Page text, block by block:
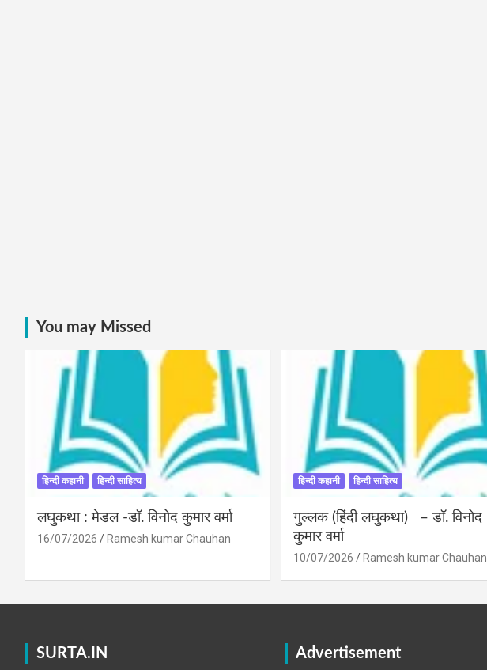
You may Missed
हिन्दी कहानी हिन्दी साहित्य
लघुकथा : मेडल -डॉ. विनोद कुमार वर्मा
16/07/2026 Ramesh kumar Chauhan
हिन्दी कहानी हिन्दी साहित्य
गुल्लक (हिंदी लघुकथा) – डॉ. विनोद
कुमार वर्मा
10/07/2026 Ramesh kumar Chauhan
SURTA.IN Advertisement